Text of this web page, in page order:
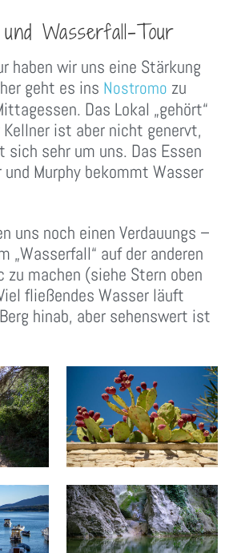
Wasserfall-Tour
haben wir uns eine Stärkung
geht es ins Nostromo zu
Das Lokal „gehört“
Kellner ist aber nicht genervt,
sich sehr um uns. Das Essen
Murphy bekommt Wasser
uns noch einen Verdauungs –
„Wasserfall“ auf der anderen
zu machen (siehe Stern oben
fließendes Wasser läuft
hinab, aber sehenswert ist